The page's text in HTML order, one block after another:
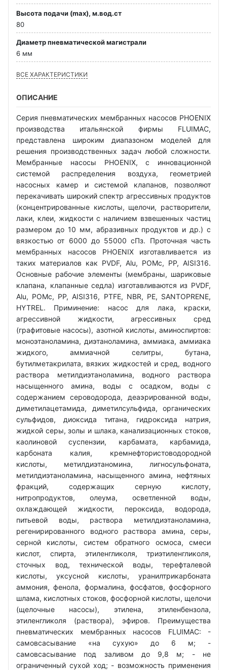
Высота подачи (max), м.вод.ст
80
Диаметр пневматической магистрали
6 мм
ВСЕ ХАРАКТЕРИСТИКИ
ОПИСАНИЕ
Серия пневматических мембранных насосов PHOENIX
производства итальянской фирмы FLUIMAC,
представлена широким диапазоном моделей для
решения производственных задач любой сложности.
Мембранные насосы PHOENIX, с инновационной
системой распределения воздуха, геометрией
насосных камер и системой клапанов, позволяют
перекачивать широкий спектр агрессивных продуктов
(концентрированные кислоты, щелочи, растворители,
лаки, клеи, жидкости с наличием взвешенных частиц
размером до 10 мм, абразивных продуктов и др.) с
вязкостью от 6000 до 55000 сПз. Проточная часть
мембранных насосов PHOENIX изготавливается из
таких материалов как PVDF, Alu, POMc, PP, AISI316.
Основные рабочие элементы (мембраны, шариковые
клапана, клапанные седла) изготавливаются из PVDF,
Alu, POMc, PP, AISI316, PTFE, NBR, PE, SANTOPRENE,
HYTREL. Приминение: насос для лака, краски,
агрессивной жидкости, агрессивных сред
(графитовые насосы), азотной кислоты, аминоспиртов:
моноэтаноламина, диэтаноламина, аммиака, аммиака
жидкого, аммиачной селитры, бутана,
бутилметакрилата, вязких жидкостей и сред, водного
раствора метилдиэтаноламина, водного раствора
насыщенного амина, воды с осадком, воды с
содержанием сероводорода, деаэрированной воды,
диметилацетамида, диметилсульфида, органических
сульфидов, диоксида титана, гидроксида натрия,
жидкой серы, золы и шлака, канализационных стоков,
каолиновой суспензии, карбамата, карбамида,
карбоната калия, кремнефтористоводородной
кислоты, метилдиэтаномина, лигносульфоната,
метилдиэтаноламина, насыщенного амина, нефтяных
фракций, содержащих серную кислоту,
нитропродуктов, олеума, осветленной воды,
охлаждающей жидкости, пероксида, водорода,
питьевой воды, раствора метилдиэтаноламина,
регенирированного водного раствора амина, серы,
серной кислоты, систем обратного осмоса, смеси
кислот, спирта, этиленгликоля, триэтиленгликоля,
сточных вод, технической воды, терефталевой
кислоты, уксусной кислоты, уранилтрикарбоната
аммония, фенола, формалина, фосфатов, фосфорного
шлама, кислотных стоков, фосфорной кислоты, щелочи
(щелочные насосы), этилена, этиленбензола,
этиленгликоля (раствора), эфиров. Преимущества
пневматических мембранных насосов FLUIMAC: -
самовсасывание «на сухую» до 6 м; -
самовсасывание под заливом до 9,8 м; - не
ограниченный сухой ход; - возможность применения